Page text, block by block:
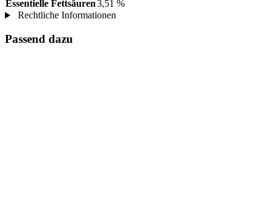
Essentielle Fettsäuren3,51 %
Rechtliche Informationen
Passend dazu